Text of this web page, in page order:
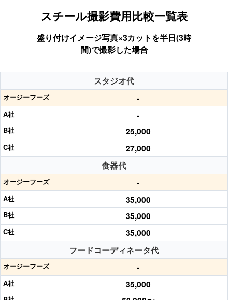
スチール撮影費用比較一覧表
盛り付けイメージ写真×3カットを半日(3時
間)で撮影した場合
スタジオ代
-
-
25,000
27,000
食器代
-
35,000
35,000
35,000
フードコーディネータ代
-
35,000